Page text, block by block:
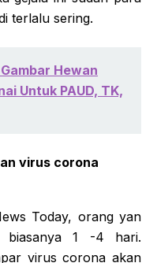
terlalu sering.
Hewan
Untuk PAUD, TK,
virus corona
Today, orang yan
biasanya 1 -4 hari.
virus corona akan